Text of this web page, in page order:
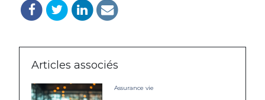
Articles associés
Assurance vie